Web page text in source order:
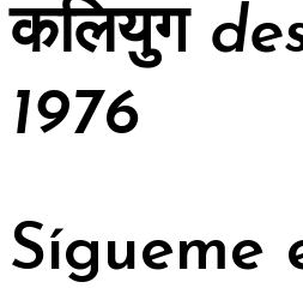
कलियुग
1976
Sígueme